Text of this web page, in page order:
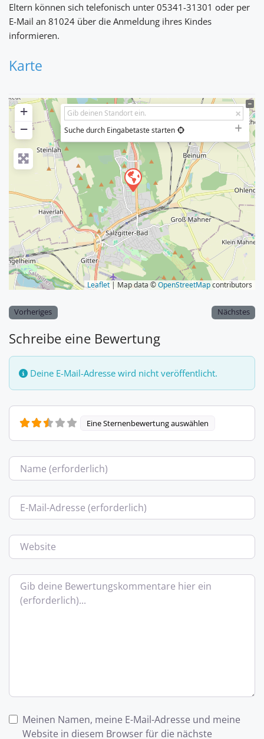
Eltern können sich telefonisch unter 05341-31301 oder per
E-Mail an 81024 über die Anmeldung ihres Kindes
informieren.
Karte
+
−
Suche durch Eingabetaste starten
Leaflet | Map data ©OpenStreetMapcontributors
Vorheriges Nächstes
Schreibe eine Bewertung
Deine E-Mail-Adresse wird nicht veröffentlicht.
Eine Sternenbewertung auswählen
Name
E-Mail
Website
Bewertungstext
Meinen Namen, meine E-Mail-Adresse und meine
Website in diesem Browser für die nächste